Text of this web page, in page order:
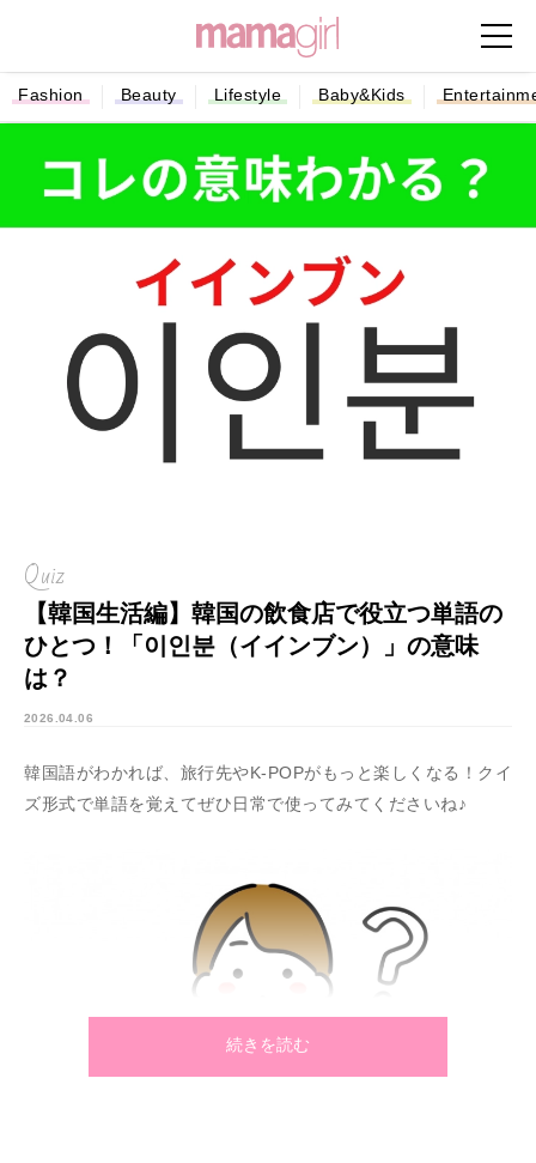
Fashion Beauty Lifestyle Baby&Kids
Quiz
【韓国生活編】韓国の飲食店で役立つ単語の
ひとつ！「이인분（イインブン）」の意味
は？
2026.04.06
韓国語がわかれば、旅行先やK-POPがもっと楽しくなる！クイ
ズ形式で単語を覚えてぜひ日常で使ってみてくださいね♪
続きを読む